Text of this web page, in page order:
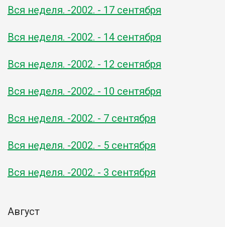
Вся неделя. -2002. - 17 сентября
Вся неделя. -2002. - 14 сентября
Вся неделя. -2002. - 12 сентября
Вся неделя. -2002. - 10 сентября
Вся неделя. -2002. - 7 сентября
Вся неделя. -2002. - 5 сентября
Вся неделя. -2002. - 3 сентября
Август